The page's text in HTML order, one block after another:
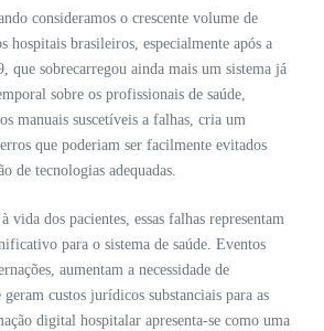
consideramos o crescente volume de
hospitais brasileiros, especialmente após a
que sobrecarregou ainda mais um sistema já
sobre os profissionais de saúde,
manuais suscetíveis a falhas, cria um
que poderiam ser facilmente evitados
de tecnologias adequadas.
vida dos pacientes, essas falhas representam
para o sistema de saúde. Eventos
aumentam a necessidade de
custos jurídicos substanciais para as
digital hospitalar apresenta-se como uma